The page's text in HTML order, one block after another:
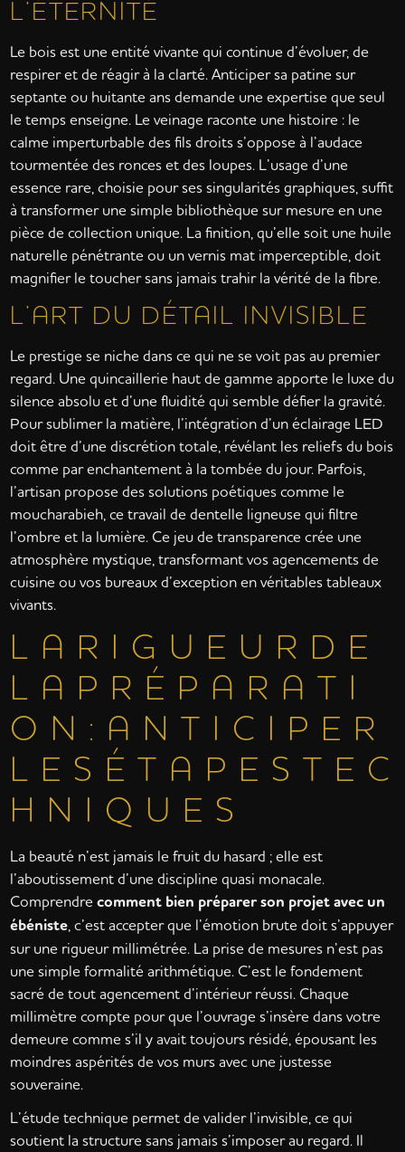
L’ÉTERNITÉ
Le bois est une entité vivante qui continue d’évoluer, de
respirer et de réagir à la clarté. Anticiper sa patine sur
septante ou huitante ans demande une expertise que seul
le temps enseigne. Le veinage raconte une histoire : le
calme imperturbable des fils droits s’oppose à l’audace
tourmentée des ronces et des loupes. L’usage d’une
essence rare, choisie pour ses singularités graphiques, suffit
à transformer une simple bibliothèque sur mesure en une
pièce de collection unique. La finition, qu’elle soit une huile
naturelle pénétrante ou un vernis mat imperceptible, doit
magnifier le toucher sans jamais trahir la vérité de la fibre.
L’ART DU DÉTAIL INVISIBLE
Le prestige se niche dans ce qui ne se voit pas au premier
regard. Une quincaillerie haut de gamme apporte le luxe du
silence absolu et d’une fluidité qui semble défier la gravité.
Pour sublimer la matière, l’intégration d’un éclairage LED
doit être d’une discrétion totale, révélant les reliefs du bois
comme par enchantement à la tombée du jour. Parfois,
l’artisan propose des solutions poétiques comme le
moucharabieh, ce travail de dentelle ligneuse qui filtre
l’ombre et la lumière. Ce jeu de transparence crée une
atmosphère mystique, transformant vos agencements de
cuisine ou vos bureaux d’exception en véritables tableaux
vivants.
L A R I G U E U R D E
L A P R É P A R A T I
O N : A N T I C I P E R
L E S É T A P E S T E C
H N I Q U E S
La beauté n’est jamais le fruit du hasard ; elle est
l’aboutissement d’une discipline quasi monacale.
Comprendrecomment bien préparer son projet avec un
ébéniste , c’est accepter que l’émotion brute doit s’appuyer
sur une rigueur millimétrée. La prise de mesures n’est pas
une simple formalité arithmétique. C’est le fondement
sacré de tout agencement d’intérieur réussi. Chaque
millimètre compte pour que l’ouvrage s’insère dans votre
demeure comme s’il y avait toujours résidé, épousant les
moindres aspérités de vos murs avec une justesse
souveraine.
L’étude technique permet de valider l’invisible, ce qui
soutient la structure sans jamais s’imposer au regard. Il